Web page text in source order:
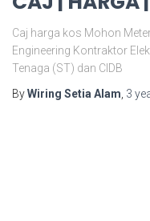
Caj harga kos Mohon
Engineering Kontraktor
Tenaga (ST) dan CIDB
ByWiring Setia Alam 3